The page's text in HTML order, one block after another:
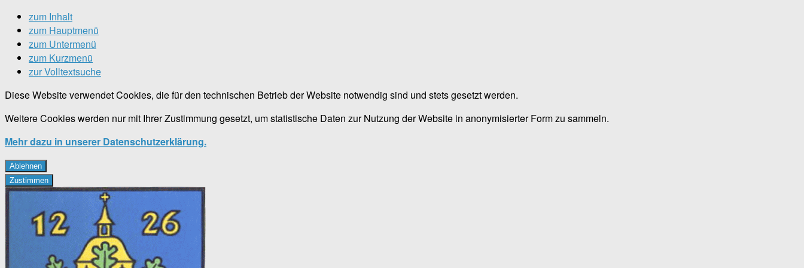
zum Inhalt
zum Hauptmenü
zum Untermenü
zum Kurzmenü
zur Volltextsuche
Diese Website verwendet Cookies, die für den technischen Betrieb der Website notwendig sind und stets gesetzt werden.
Weitere Cookies werden nur mit Ihrer Zustimmung gesetzt, um statistische Daten zur Nutzung der Website in anonymisierter Form zu sammeln.
Mehr dazu in unserer Datenschutzerklärung.
Ablehnen
Zustimmen